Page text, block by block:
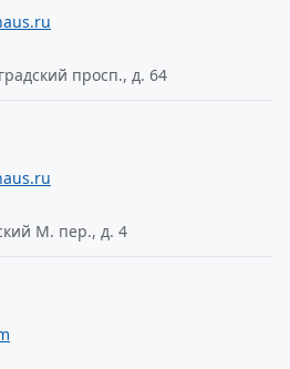
просп., д. 64
М. пер., д. 4